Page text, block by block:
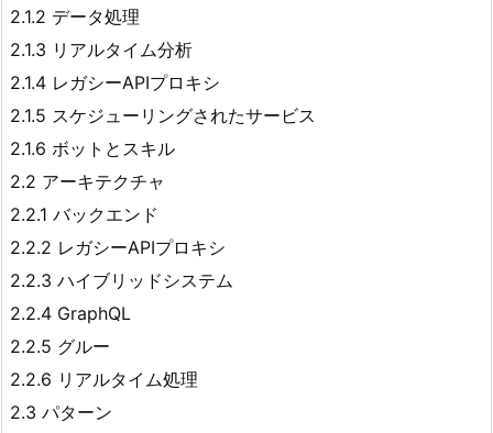
2.1.2 データ処理
2.1.3 リアルタイム分析
2.1.4 レガシーAPIプロキシ
2.1.5 スケジューリングされたサービス
2.1.6 ボットとスキル
2.2 アーキテクチャ
2.2.1 バックエンド
2.2.2 レガシーAPIプロキシ
2.2.3 ハイブリッドシステム
2.2.4 GraphQL
2.2.5 グルー
2.2.6 リアルタイム処理
2.3 パターン